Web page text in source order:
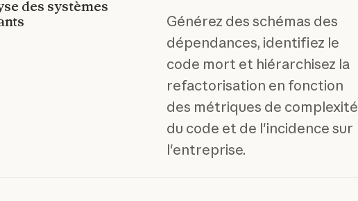
des systèmes
Générez des schémas des
dépendances, identifiez le
code mort et hiérarchisez la
refactorisation en fonction
des métriques de complexité
du code et de l'incidence sur
l'entreprise.